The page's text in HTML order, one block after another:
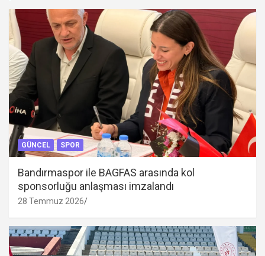
GÜNCEL SPOR
Bandırmaspor ile BAGFAS arasında kol
sponsorluğu anlaşması imzalandı
28 Temmuz 2026